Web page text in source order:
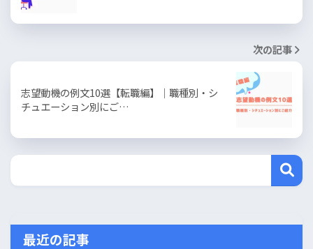
次の記事
志望動機の例文10選【転職編】｜職種別・シ
チュエーション別にご…
最近の記事